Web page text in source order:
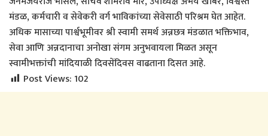
मंडळ, कर्मचारी व सेवेकरी वर्ग भाविकांच्या सेवेसाठी परिश्रम घेत आहेत.
अधिक मासाच्या पार्श्वभूमीवर श्री स्वामी समर्थ अन्नछत्र मंडळात भक्तिभाव,
सेवा आणि अन्नदानाचा अनोखा संगम अनुभवायला मिळत असून
स्वामीभक्तांची मांदियाळी दिवसेंदिवस वाढताना दिसत आहे.
Post Views: 102